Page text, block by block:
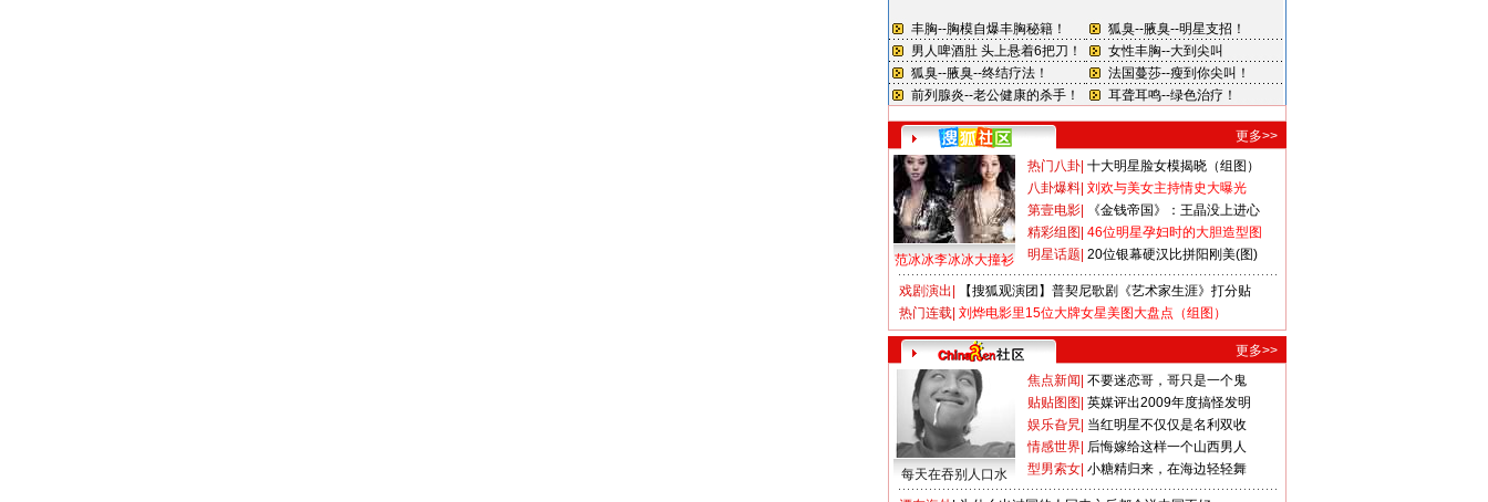
更多>>
范冰冰李冰冰大撞衫
热门八卦 十大明星脸女模揭晓（组图）
八卦爆料 刘欢与美女主持情史大曝光
第壹电影
《金钱帝国》：王晶没上进心
精彩组图 46位明星孕妇时的大胆造型图
明星话题 20位银幕硬汉比拼阳刚美(图)
戏剧演出
【搜狐观演团】普契尼歌剧《艺术家生涯》打分贴
热门连载 刘烨电影里15位大牌女星美图大盘点（组图）
更多>>
每天在吞别人口水
焦点新闻 不要迷恋哥，哥只是一个鬼
贴贴图图 英媒评出2009年度搞怪发明
娱乐旮旯 当红明星不仅仅是名利双收
情感世界 后悔嫁给这样一个山西男人
型男索女 小糖精归来，在海边轻轻舞